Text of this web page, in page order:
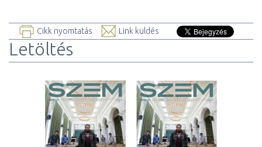
Cikk nyomtatás Link küldés
Letöltés